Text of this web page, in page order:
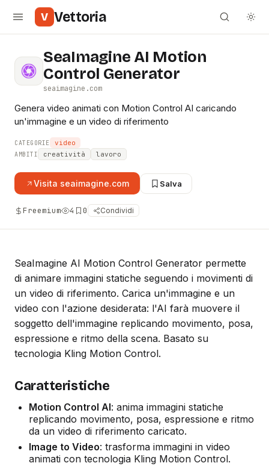
V Vettoria
SeaImagine AI Motion
Control Generator
seaimagine.com
Genera video animati con Motion Control AI caricando
un'immagine e un video di riferimento
CATEGORIE video
AMBITI creatività lavoro
Visita seaimagine.com Salva
Freemium 4 0 Condividi
SeaImagine AI Motion Control Generator permette
di animare immagini statiche seguendo i movimenti di
un video di riferimento. Carica un'immagine e un
video con l'azione desiderata: l'AI farà muovere il
soggetto dell'immagine replicando movimento, posa,
espressione e ritmo della scena. Basato su
tecnologia Kling Motion Control.
Caratteristiche
Motion Control AI: anima immagini statiche
replicando movimento, posa, espressione e ritmo
da un video di riferimento caricato.
Image to Video: trasforma immagini in video
animati con tecnologia Kling Motion Control.